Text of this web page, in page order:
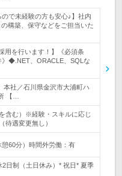
ので未経験の方も安心♪】社内
構築、保守などをご担当いた
用を行います！】《必須条
◆.NET、ORACLE、SQLな
本社／石川県金沢市大浦町ハ
【…
含む）※経験・スキルに応じ
待遇変更無し）
60分）時間外労働：有
日制（土日休み）* 祝日* 夏季